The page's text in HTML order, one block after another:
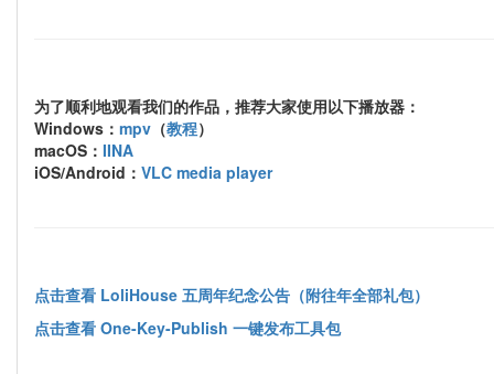
为了顺利地观看我们的作品，推荐大家使用以下播放器：
Windows： mpv （教程）
macOS： IINA
iOS/Android： VLC media player
点击查看 LoliHouse 五周年纪念公告（附往年全部礼包）
点击查看 One-Key-Publish 一键发布工具包